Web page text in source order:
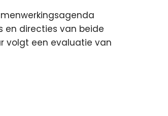
en directies van beide
volgt een evaluatie van